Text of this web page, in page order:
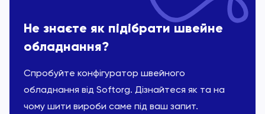
Не знаєте як підібрати швейне
обладнання?
Спробуйте конфігуратор швейного
обладнання від Softorg. Дізнайтеся як та на
чому шити вироби саме під ваш запит.